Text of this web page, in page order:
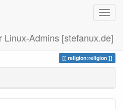
Linux-Admins [stefanux.de]
religion:religion